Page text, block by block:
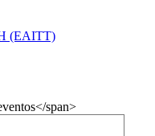
(EAITT)
span>